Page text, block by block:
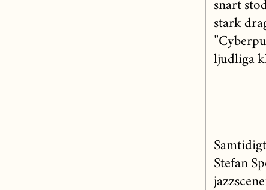
snart
stark
ljudliga
Stefan